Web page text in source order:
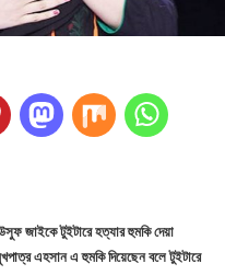
জাইকে টুইটারে হত্যার হুমকি দেয়া
এহসান এ হুমকি দিয়েছেন বলে টুইটারে